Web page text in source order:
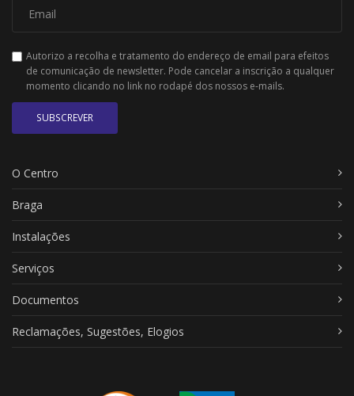
Autorizo a recolha e tratamento do endereço de email para efeitos
de comunicação de newsletter. Pode cancelar a inscrição a qualquer
momento clicando no link no rodapé dos nossos e-mails.
SUBSCREVER
O Centro
Braga
Instalações
Serviços
Documentos
Reclamações, Sugestões, Elogios